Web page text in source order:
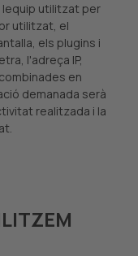
utilitzat per
utilitzat, el
els plugins i
l'adreça IP,
en
demanada serà
realitzada i la